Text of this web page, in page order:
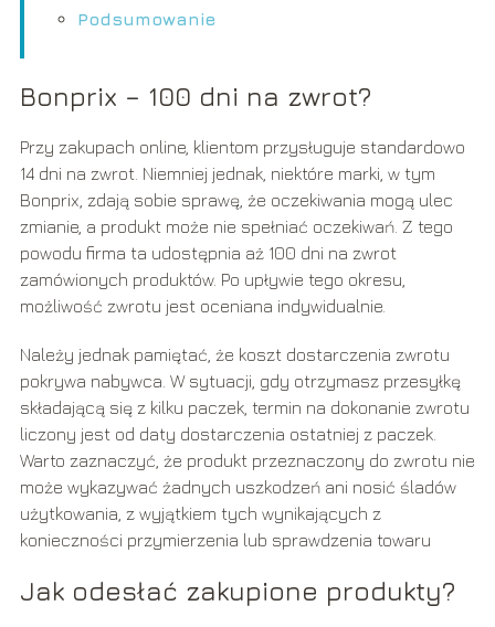
Podsumowanie
Bonprix – 100 dni na zwrot?
Przy zakupach online, klientom przysługuje standardowo
14 dni na zwrot. Niemniej jednak, niektóre marki, w tym
Bonprix, zdają sobie sprawę, że oczekiwania mogą ulec
zmianie, a produkt może nie spełniać oczekiwań. Z tego
powodu firma ta udostępnia aż 100 dni na zwrot
zamówionych produktów. Po upływie tego okresu,
możliwość zwrotu jest oceniana indywidualnie.
Należy jednak pamiętać, że koszt dostarczenia zwrotu
pokrywa nabywca. W sytuacji, gdy otrzymasz przesyłkę
składającą się z kilku paczek, termin na dokonanie zwrotu
liczony jest od daty dostarczenia ostatniej z paczek.
Warto zaznaczyć, że produkt przeznaczony do zwrotu nie
może wykazywać żadnych uszkodzeń ani nosić śladów
użytkowania, z wyjątkiem tych wynikających z
konieczności przymierzenia lub sprawdzenia towaru
Jak odesłać zakupione produkty?